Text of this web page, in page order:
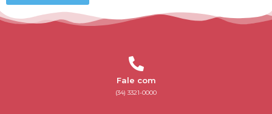
Fale com
(34) 3321-0000